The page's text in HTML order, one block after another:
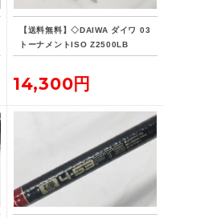
【送料無料】◇DAIWA ダイワ 03
トーナメントISO Z2500LB
14,300円